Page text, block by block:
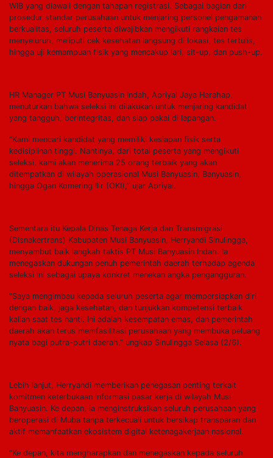
WIB yang diawali dengan tahapan registrasi. Sebagai bagian dari
prosedur standar perusahaan untuk menjaring personel pengamanan
berkualitas, seluruh peserta diwajibkan mengikuti rangkaian tes
menyeluruh, meliputi cek kesehatan langsung di lokasi, tes tertulis,
hingga uji kemampuan fisik yang mencakup lari, sit-up, dan push-up.
HR Manager PT Musi Banyuasin Indah, Apriyal Jaya Harahap,
menuturkan bahwa seleksi ini dilakukan untuk menjaring kandidat
yang tangguh, berintegritas, dan siap pakai di lapangan.
“Kami mencari kandidat yang memiliki kesiapan fisik serta
kedisiplinan tinggi. Nantinya, dari total peserta yang mengikuti
seleksi, kami akan menerima 25 orang terbaik yang akan
ditempatkan di wilayah operasional Musi Banyuasin, Banyuasin,
hingga Ogan Komering Ilir (OKI),” ujar Apriyal.
Sementara itu Kepala Dinas Tenaga Kerja dan Transmigrasi
(Disnakertrans) Kabupaten Musi Banyuasin, Herryandi Sinulingga,
menyambut baik langkah taktis PT Musi Banyuasin Indah. Ia
menegaskan dukungan penuh pemerintah daerah terhadap agenda
seleksi ini sebagai upaya konkret menekan angka pengangguran.
“Saya mengimbau kepada seluruh peserta agar mempersiapkan diri
dengan baik, jaga kesehatan, dan tunjukkan kompetensi terbaik
kalian saat tes nanti. Ini adalah kesempatan emas, dan pemerintah
daerah akan terus memfasilitasi perusahaan yang membuka peluang
nyata bagi putra-putri daerah,” ungkap Sinulingga Selasa (2/6).
Lebih lanjut, Herryandi memberikan penegasan penting terkait
komitmen keterbukaan informasi pasar kerja di wilayah Musi
Banyuasin. Ke depan, ia menginstruksikan seluruh perusahaan yang
beroperasi di Muba tanpa terkecuali untuk bersikap transparan dan
aktif memanfaatkan ekosistem digital ketenagakerjaan nasional.
“Ke depan, kita mengharapkan dan menegaskan kepada seluruh